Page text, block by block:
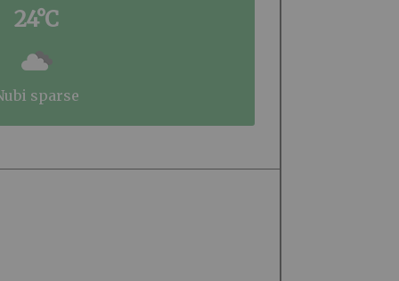
24°C
nubi sparse